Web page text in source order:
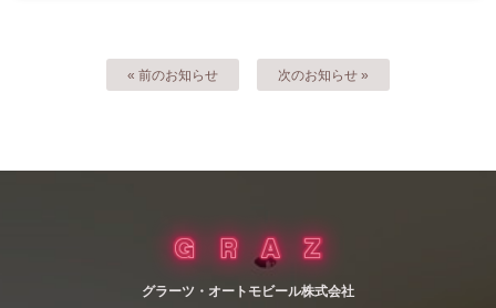
« 前のお知らせ 次のお知らせ »
グラーツ・オートモビール株式会社